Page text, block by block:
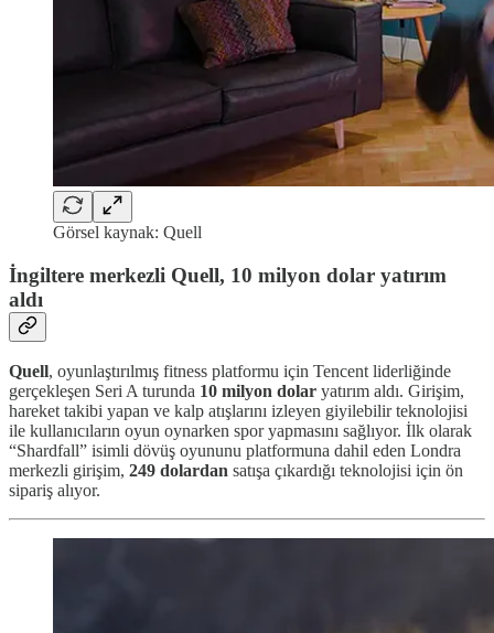
Görsel kaynak: Quell
İngiltere merkezli Quell, 10 milyon dolar yatırım
aldı
Quell, oyunlaştırılmış fitness platformu için Tencent liderliğinde
gerçekleşen Seri A turunda 10 milyon dolar yatırım aldı. Girişim,
hareket takibi yapan ve kalp atışlarını izleyen giyilebilir teknolojisi
ile kullanıcıların oyun oynarken spor yapmasını sağlıyor. İlk olarak
“Shardfall” isimli dövüş oyununu platformuna dahil eden Londra
merkezli girişim, 249 dolardan satışa çıkardığı teknolojisi için ön
sipariş alıyor.